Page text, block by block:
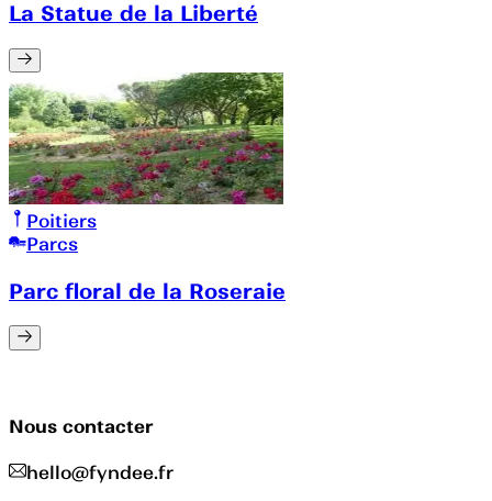
La Statue de la Liberté
Poitiers
Parcs
Parc floral de la Roseraie
Nous contacter
hello@fyndee.fr